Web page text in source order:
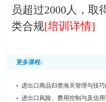
员超过2000人，
类合规[培训详情]
更多课程:
进出口商品归类海关管理与技
进出口风险、费用控制与及信